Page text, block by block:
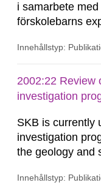
i samarbete
förskolebarns
Studien har
och gjordes för
mätbarheten av...
Innehållstyp:
2002:22 Review
investigation
SKB is currently
investigation
the geology and
spent nuclear
Innehållstyp: